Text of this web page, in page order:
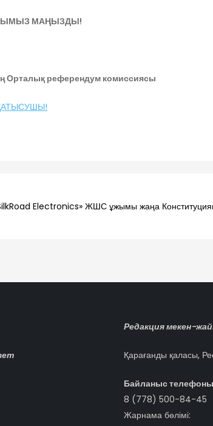
МАҢЫЗДЫ!
Орталық референдум комиссиясы
Electronics» ЖШС ұжымы жаңа
Редакция мекен-
Қарағанды қаласы,
Байланыс
8 (778) 500-84-45
Жарнама бөлімі: